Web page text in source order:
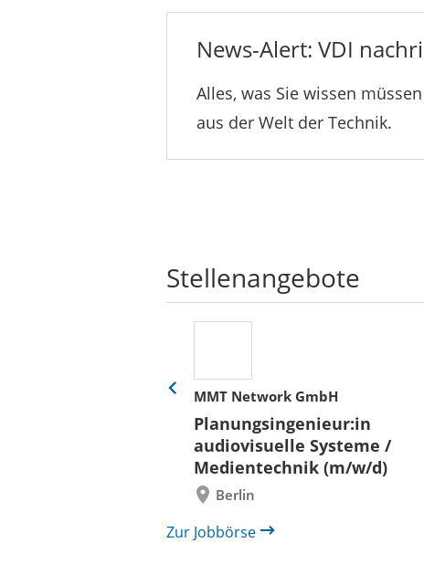
News-Alert: VDI
Alles, was Sie wissen
aus der Welt der Technik.
Stellenangebote
MMT Network GmbH
Planungsingenieur:in
audiovisuelle Systeme /
Medientechnik (m/w/d)
Berlin
Eine
zurück
Zur Jobbörse